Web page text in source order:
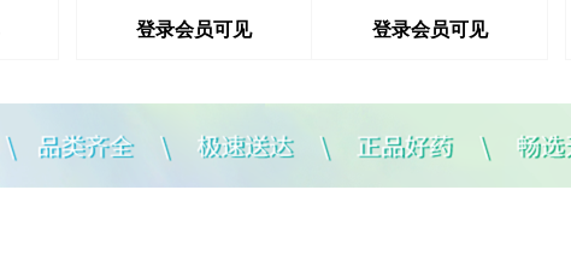
登录会员可见 登录会员可见